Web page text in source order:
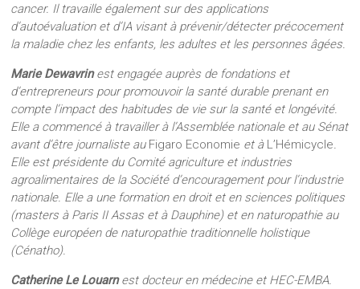
cancer. Il travaille également sur des applications
d’autoévaluation et d’IA visant à prévenir/détecter précocement
la maladie chez les enfants, les adultes et les personnes âgées.
Marie Dewavrinest engagée auprès de fondations et
d’entrepreneurs pour promouvoir la santé durable prenant en
compte l’impact des habitudes de vie sur la santé et longévité.
Elle a commencé à travailler à l’Assemblée nationale et au Sénat
avant d’être journaliste au Figaro Economie et à L’Hémicycle.
Elle est présidente du Comité agriculture et industries
agroalimentaires de la Société d’encouragement pour l’industrie
nationale. Elle a une formation en droit et en sciences politiques
(masters à Paris II Assas et à Dauphine) et en naturopathie au
Collège européen de naturopathie traditionnelle holistique
(Cénatho).
Catherine Le Louarnest docteur en médecine et HEC-EMBA.